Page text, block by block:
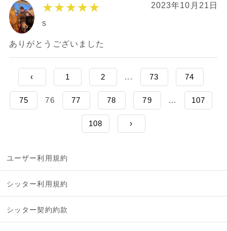
★★★★★ 2023年10月21日
s
ありがとうございました
‹ 1 2 ... 73 74
75 76 77 78 79 ... 107
108 ›
ユーザー利用規約
シッター利用規約
シッター契約約款